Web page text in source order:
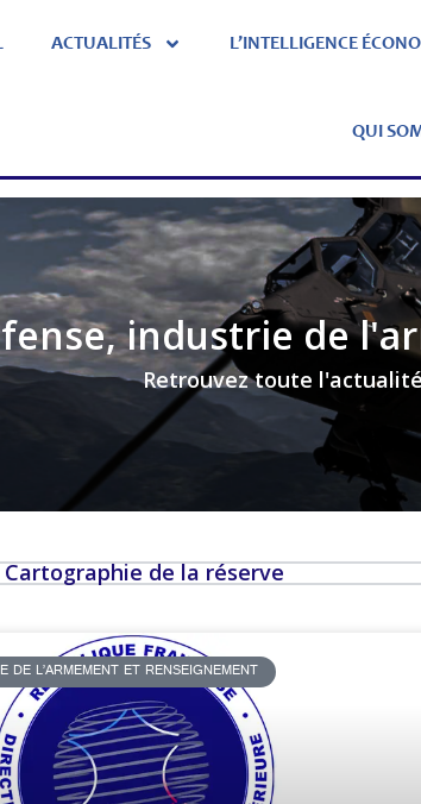
ACTUALITÉS L’INTELLIGENCE
QUI
industrie de
Retrouvez toute
Cartographie de la réserve
DE L’ARMEMENT ET RENSEIGNEMENT